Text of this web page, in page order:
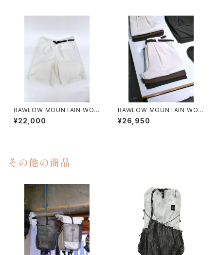
RAWLOW MOUNTAIN WOR
KS / HIKER GURKHA PANTS
¥22,000
RAWLOW MOUNTAIN WOR
KS / HIKER BAKER PANTS
¥26,950
その他の商品